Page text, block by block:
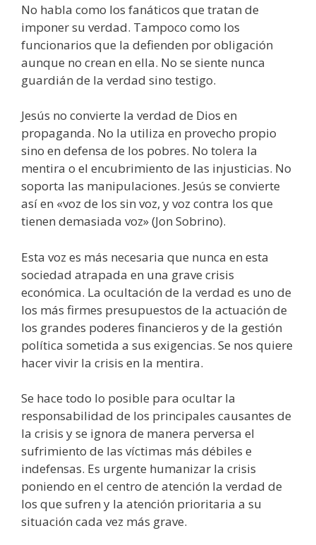
No habla como los fanáticos que tratan de
imponer su verdad. Tampoco como los
funcionarios que la defienden por obligación
aunque no crean en ella. No se siente nunca
guardián de la verdad sino testigo.
Jesús no convierte la verdad de Dios en
propaganda. No la utiliza en provecho propio
sino en defensa de los pobres. No tolera la
mentira o el encubrimiento de las injusticias. No
soporta las manipulaciones. Jesús se convierte
así en «voz de los sin voz, y voz contra los que
tienen demasiada voz» (Jon Sobrino).
Esta voz es más necesaria que nunca en esta
sociedad atrapada en una grave crisis
económica. La ocultación de la verdad es uno de
los más firmes presupuestos de la actuación de
los grandes poderes financieros y de la gestión
política sometida a sus exigencias. Se nos quiere
hacer vivir la crisis en la mentira.
Se hace todo lo posible para ocultar la
responsabilidad de los principales causantes de
la crisis y se ignora de manera perversa el
sufrimiento de las víctimas más débiles e
indefensas. Es urgente humanizar la crisis
poniendo en el centro de atención la verdad de
los que sufren y la atención prioritaria a su
situación cada vez más grave.